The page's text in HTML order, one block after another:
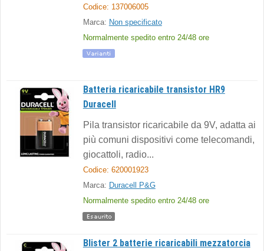
Codice: 137006005
Marca: Non specificato
Normalmente spedito entro 24/48 ore
Batteria ricaricabile transistor HR9
Duracell
Pila transistor ricaricabile da 9V, adatta ai
più comuni dispositivi come telecomandi,
giocattoli, radio...
Codice: 620001923
Marca: Duracell P&G
Normalmente spedito entro 24/48 ore
Blister 2 batterie ricaricabili mezzatorcia